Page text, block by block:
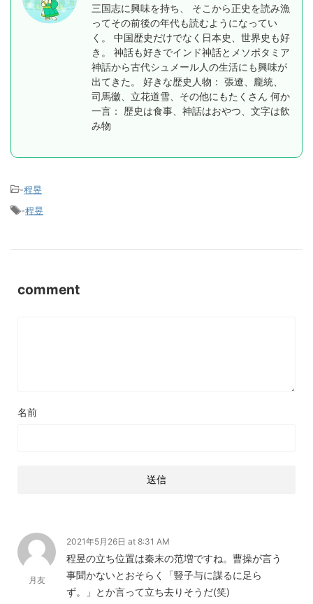
三国志に興味を持ち、 そこから正史を読み漁
ってその前後の年代も読むようになってい
く。 中国歴史だけでなく日本史、世界史も好
き。 神話も好きでインド神話とメソポタミア
神話から古代シュメール人の生活にも興味が
出てきた。 好きな歴史人物： 張遼、龐統、
司馬徽、立花道雪、その他にもたくさん 何か
一言： 歴史は食事、神話はおやつ、文字は飲
み物
-程昱
-程昱
comment
名前
月友
2021年5月26日 at 8:31 AM
程昱の立ち位置は秦末の范増ですね。曹操が言う
事聞かないとおそらく「豎子与に謀るに足ら
ず。」とか言って立ち去りそうだ(笑)